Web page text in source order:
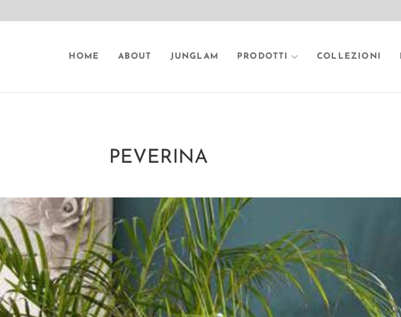
HOME ABOUT JUNGLAM PRODOTTI COLLEZIONI
PEVERINA